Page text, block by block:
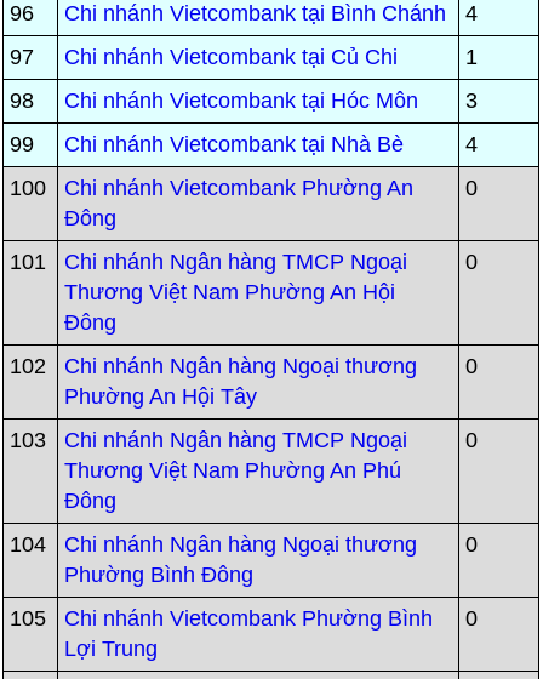
96
Chi nhánh Vietcombank tại Bình Chánh
4
97
Chi nhánh Vietcombank tại Củ Chi
1
98
Chi nhánh Vietcombank tại Hóc Môn
3
99
Chi nhánh Vietcombank tại Nhà Bè
4
100
Chi nhánh Vietcombank Phường An
Đông
0
101
Chi nhánh Ngân hàng TMCP Ngoại
Thương Việt Nam Phường An Hội
Đông
0
102
Chi nhánh Ngân hàng Ngoại thương
Phường An Hội Tây
0
103
Chi nhánh Ngân hàng TMCP Ngoại
Thương Việt Nam Phường An Phú
Đông
0
104
Chi nhánh Ngân hàng Ngoại thương
Phường Bình Đông
0
105
Chi nhánh Vietcombank Phường Bình
Lợi Trung
0